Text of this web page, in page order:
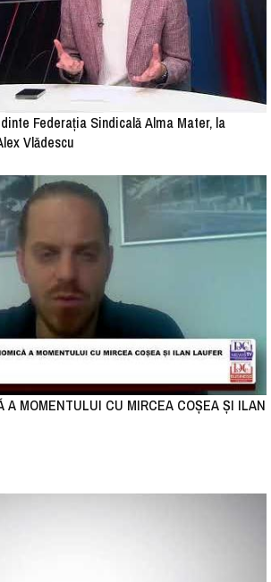
Federația Sindicală Alma Mater, la
Vlădescu
A MOMENTULUI CU MIRCEA COȘEA ȘI ILAN